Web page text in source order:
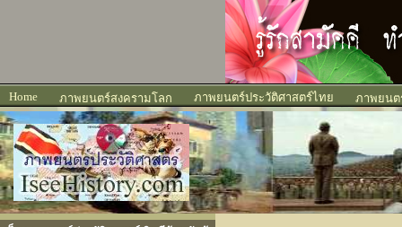
Home ภาพยนตร์สงครามโลก ภาพยนตร์ประวัติศาสตร์ไทย ภาพยนต